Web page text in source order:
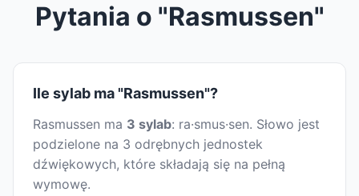
Pytania o "Rasmussen"
Ile sylab ma "Rasmussen"?
Rasmussen ma 3 sylab: ra·smus·sen. Słowo jest
podzielone na 3 odrębnych jednostek
dźwiękowych, które składają się na pełną
wymowę.